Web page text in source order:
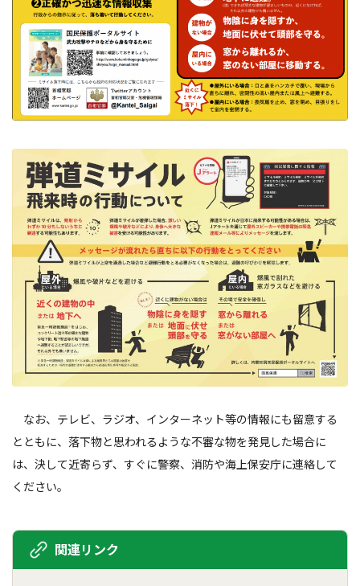
なお、テレビ、ラジオ、インターネット等の情報にも留意する
とともに、落下物と思われるような不審な物を発見した場合に
は、決して近寄らず、すぐに警察、消防や海上保安庁に連絡して
ください。
関連リンク